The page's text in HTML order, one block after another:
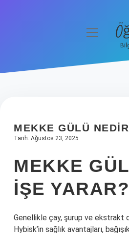
Hakkımızda
menüyü
MEKKE GÜLÜ NEDIR
Tarih: Ağustos 23, 2025
MEKKE
IŞE YARAR?
Genellikle çay, şurup ve ekstrakt
Hybisk’in sağlık avantajları,